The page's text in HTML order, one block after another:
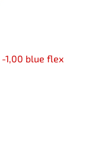
1,00 blue flex